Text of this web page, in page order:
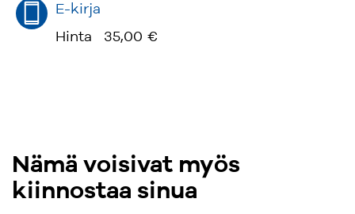
E-kirja
Hinta
35,00 €
Nämä voisivat myös
kiinnostaa sinua